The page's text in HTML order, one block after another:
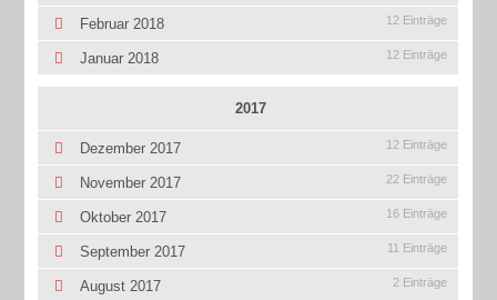
Februar 2018 12 Einträge
Januar 2018 12 Einträge
2017
Dezember 2017 12 Einträge
November 2017 22 Einträge
Oktober 2017 16 Einträge
September 2017 11 Einträge
August 2017 2 Einträge